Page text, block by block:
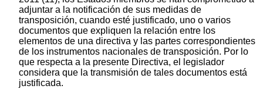
adjuntar a la notificación de sus medidas de
transposición, cuando esté justificado, uno o varios
documentos que expliquen la relación entre los
elementos de una directiva y las partes correspondientes
de los instrumentos nacionales de transposición. Por lo
que respecta a la presente Directiva, el legislador
considera que la transmisión de tales documentos está
justificada.